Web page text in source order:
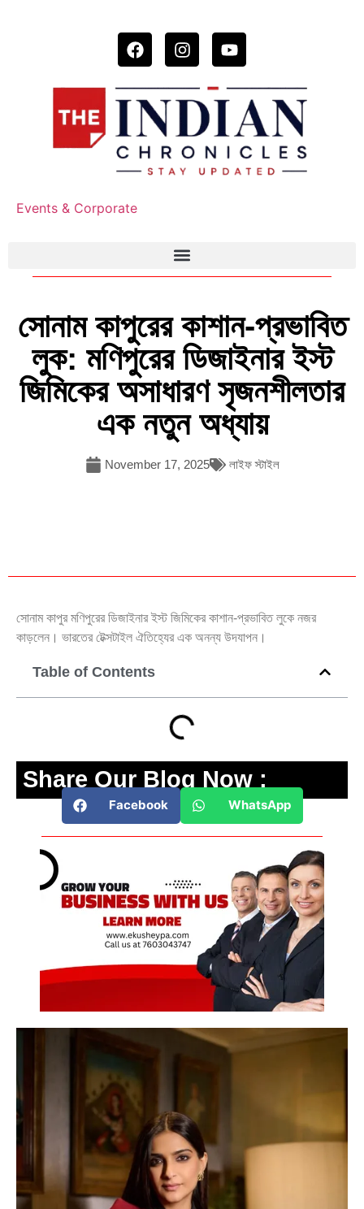
Events & Corporate
সোনাম কাপুরের কাশান-প্রভাবিত
লুক: মণিপুরের ডিজাইনার ইস্ট
জিমিকের অসাধারণ সৃজনশীলতার
এক নতুন অধ্যায়
November 17, 2025 লাইফ স্টাইল
সোনাম কাপুর মণিপুরের ডিজাইনার ইস্ট জিমিকের কাশান-প্রভাবিত লুকে নজর
কাড়লেন। ভারতের টেক্সটাইল ঐতিহ্যের এক অনন্য উদযাপন।
Table of Contents
Share Our Blog Now :
Facebook WhatsApp